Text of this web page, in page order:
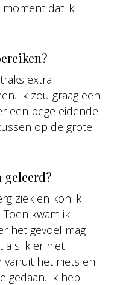
moment dat ik
extra
Ik zou graag een
een begeleidende
op de grote
geleerd?
ziek en kon ik
kwam ik
het gevoel mag
als ik er niet
vanuit het niets en
gedaan. Ik heb